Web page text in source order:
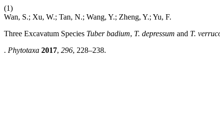
(1)
Wan, S.; Xu, W.; Tan, N.; Wang, Y.; Zheng, Y.; Yu, F.
Three Excavatum Species Tuber badium, T. depressum and T.
. Phytotaxa 2017, 296, 228–238.